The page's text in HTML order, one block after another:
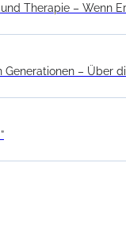
Therapie – Wenn
Generationen – Über